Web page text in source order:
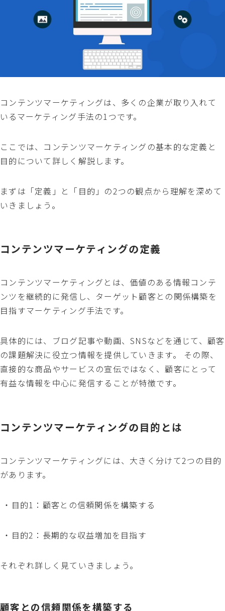
コンテンツマーケティングは、多くの企業が取り入れて
いるマーケティング手法の1つです。
ここでは、コンテンツマーケティングの基本的な定義と
目的について詳しく解説します。
まずは「定義」と「目的」の2つの観点から理解を深めて
いきましょう。
コンテンツマーケティングの定義
コンテンツマーケティングとは、価値のある情報コンテ
ンツを継続的に発信し、ターゲット顧客との関係構築を
目指すマーケティング手法です。
具体的には、ブログ記事や動画、SNSなどを通じて、顧客
の課題解決に役立つ情報を提供していきます。 その際、
直接的な商品やサービスの宣伝ではなく、顧客にとって
有益な情報を中心に発信することが特徴です。
コンテンツマーケティングの目的とは
コンテンツマーケティングには、大きく分けて2つの目的
があります。
・目的1：顧客との信頼関係を構築する
・目的2：長期的な収益増加を目指す
それぞれ詳しく見ていきましょう。
顧客との信頼関係を構築する